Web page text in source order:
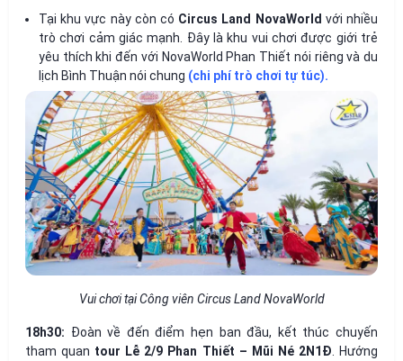
Tại khu vực này còn có Circus Land NovaWorld với nhiều
trò chơi cảm giác mạnh. Đây là khu vui chơi được giới trẻ
yêu thích khi đến với NovaWorld Phan Thiết nói riêng và du
lịch Bình Thuận nói chung (chi phí trò chơi tự túc).
Vui chơi tại Công viên Circus Land NovaWorld
18h30: Đoàn về đến điểm hẹn ban đầu, kết thúc chuyến
tham quan tour Lễ 2/9 Phan Thiết – Mũi Né 2N1Đ . Hướng